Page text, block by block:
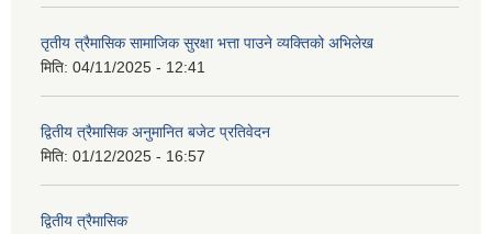
तृतीय त्रैमासिक सामाजिक सुरक्षा भत्ता पाउने व्यक्तिको अभिलेख
मिति: 04/11/2025 - 12:41
द्वितीय त्रैमासिक अनुमानित बजेट प्रतिवेदन
मिति: 01/12/2025 - 16:57
द्वितीय त्रैमासिक